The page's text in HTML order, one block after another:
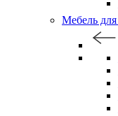
Мебель